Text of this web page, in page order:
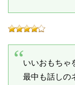
いいおもちゃ
最中も話しの